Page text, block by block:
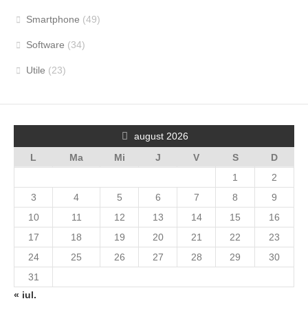
Smartphone (49)
Software (34)
Utile (23)
august 2026
L
Ma Mi J V S
D
1
2
3
4 5 6 7 8
9
10
11 12 13 14 15
16
17
18 19 20 21 22
23
24
25 26 27 28 29
30
31
« iul.